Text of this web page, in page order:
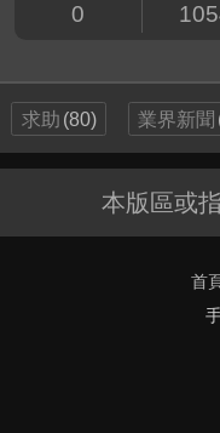
0
求助 (80) 業界新聞
本版區或
首